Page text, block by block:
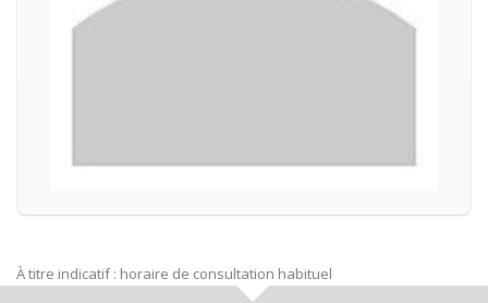
À titre indicatif : horaire de consultation habituel